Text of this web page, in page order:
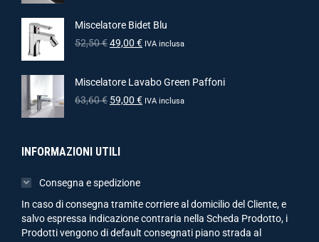
Miscelatore Bidet Blu
52,50€49,00 € IVA inclusa
Miscelatore Lavabo Green Paffoni
63,60€ 59,00 € IVA inclusa
INFORMAZIONI UTILI
Consegna e spedizione
In caso di consegna tramite corriere al domicilio del Cliente, e
salvo espressa indicazione contraria nella Scheda Prodotto, i
Prodotti vengono di default consegnati piano strada al